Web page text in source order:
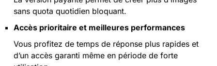
sans quota quotidien bloquant.
Accès prioritaire et meilleures performances
Vous profitez de temps de réponse plus rapides et
d’un accès garanti même en période de forte